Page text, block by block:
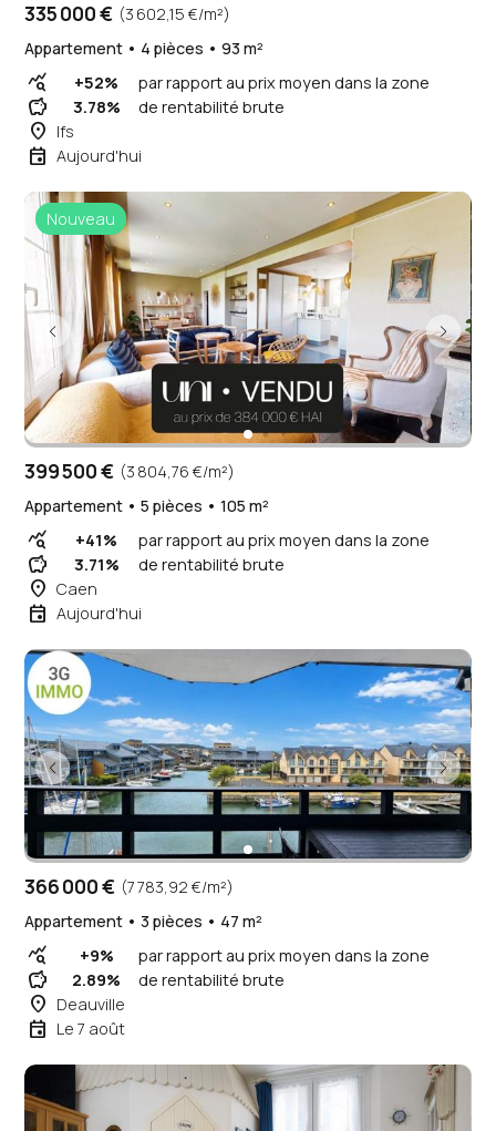
335 000 € (3 602,15 €/m²)
Appartement • 4 pièces • 93 m²
query_stats +52% par rapport au prix moyen dans la zone
savings 3.78% de rentabilité brute
place Ifs
event Aujourd'hui
Nouveau
399 500 € (3 804,76 €/m²)
Appartement • 5 pièces • 105 m²
query_stats +41% par rapport au prix moyen dans la zone
savings 3.71% de rentabilité brute
place Caen
event Aujourd'hui
366 000 € (7 783,92 €/m²)
Appartement • 3 pièces • 47 m²
query_stats +9% par rapport au prix moyen dans la zone
savings 2.89% de rentabilité brute
place Deauville
event Le 7 août